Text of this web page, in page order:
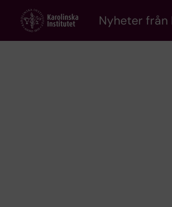
content
Nyheter